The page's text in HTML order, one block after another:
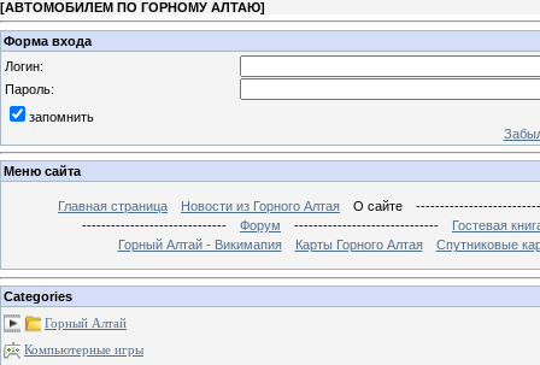
[АВТОМОБИЛЕМ ПО ГОРНОМУ АЛТАЮ]
Форма входа
Логин:
Пароль:
запомнить
Меню сайта
Главная страница Новости из Горного Алтая О сайте
------------------------------
Форум ------------------------------
Гостевая
Горный Алтай - Викимапия
Карты Горного Алтая Спутниковые
Categories
Горный Алтай
Компьютерные игры